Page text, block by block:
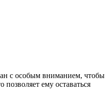
с особым вниманием, чтобы
ему оставаться